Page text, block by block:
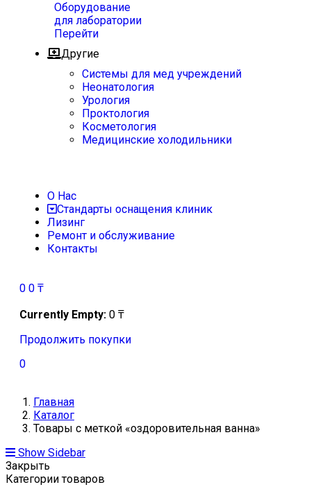
Оборудование
для лаборатории
Перейти
Другие
Системы для мед учреждений
Неонатология
Урология
Проктология
Косметология
Медицинские холодильники
О Нас
Стандарты оснащения клиник
Лизинг
Ремонт и обслуживание
Контакты
0 0 ₸
Currently Empty: 0 ₸
Продолжить покупки
0
Главная
Каталог
Товары с меткой «оздоровительная ванна»
Show Sidebar
Закрыть
Категории товаров